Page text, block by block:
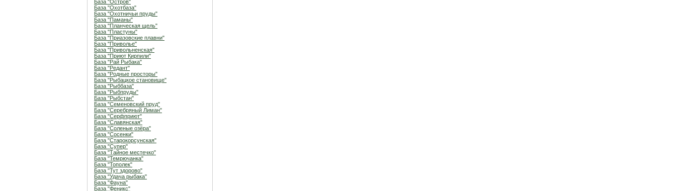
База "Остров"
База "Охотбаза"
База "Охотничьи пруды"
База "Паманы"
База "Планческая щель"
База "Пластуны"
База "Приазовские плавни"
База "Приволье"
База "Привольненская"
База "Приют Кирпили"
База "Рай Рыбака"
База "Редант"
База "Родные просторы"
База "Рыбацкое становище"
База "Рыббаза"
База "Рыбпруды"
База "Рыбстан"
База "Семеновский пруд"
База "Серебряный Лиман"
База "Серфприют"
База "Славянская"
База "Соленые озёра"
База "Сосенки"
База "Старокорсунская"
База "Супер"
База "Тайное местечко"
База "Темрючанка"
База "Тополек"
База "Тут здорово"
База "Удача рыбака"
База "Фауна"
База "Феникс"